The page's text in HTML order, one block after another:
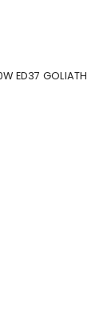
ED37 GOLIATH